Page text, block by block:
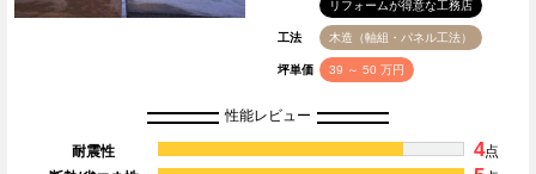
リフォームが得意な工務店
工法 木造（軸組・パネル工法）
坪単価 39 ～ 50 万円
性能レビュー
耐震性 4点